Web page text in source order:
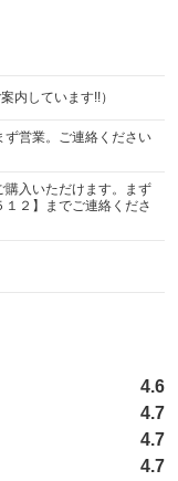
内しています!!）
営業。ご連絡ください
入いただけます。まず
２】までご連絡くださ
4.6
4.7
4.7
4.7